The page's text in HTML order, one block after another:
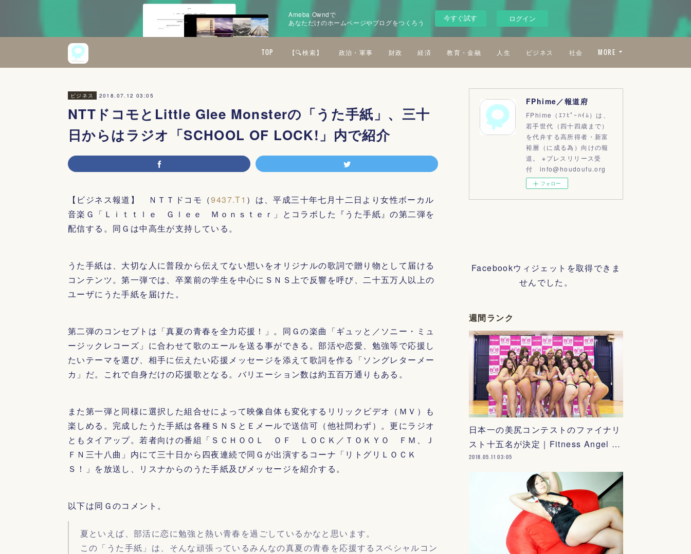
Ameba Owndで
あなただけのホームページやブログをつくろう
今すぐ試す ログイン
TOP 【🔍検索】 政治・軍事 財政 経済 教育・金融 人生 ビジネス 社会 MORE
ビジネス 2018.07.12 03:05
NTTドコモとLittle Glee Monsterの「うた手紙」、三十
日からはラジオ「SCHOOL OF LOCK!」内で紹介
【ビジネス報道】 ＮＴＴドコモ（9437.T1 ）は、平成三十年七月十二日より女性ボーカル
音楽Ｇ「Ｌｉｔｔｌｅ Ｇｌｅｅ Ｍｏｎｓｔｅｒ」とコラボした『うた手紙』の第二弾を
配信する。同Ｇは中高生が支持している。
うた手紙は、大切な人に普段から伝えてない想いをオリジナルの歌詞で贈り物として届ける
コンテンツ。第一弾では、卒業前の学生を中心にＳＮＳ上で反響を呼び、二十五万人以上の
ユーザにうた手紙を届けた。
第二弾のコンセプトは「真夏の青春を全力応援！」。同Ｇの楽曲「ギュッと／ソニー・ミュ
ージックレコーズ」に合わせて歌のエールを送る事ができる。部活や恋愛、勉強等で応援し
たいテーマを選び、相手に伝えたい応援メッセージを添えて歌詞を作る「ソングレターメー
カ」だ。これで自身だけの応援歌となる。バリエーション数は約五百万通りもある。
また第一弾と同様に選択した組合せによって映像自体も変化するリリックビデオ（ＭＶ）も
楽しめる。完成したうた手紙は各種ＳＮＳとＥメールで送信可（他社問わず）。更にラジオ
ともタイアップ。若者向けの番組「ＳＣＨＯＯＬ ＯＦ ＬＯＣＫ／ＴＯＫＹＯ ＦＭ、Ｊ
ＦＮ三十八曲」内にて三十日から四夜連続で同Ｇが出演するコーナ「リトグリＬＯＣＫ
Ｓ！」を放送し、リスナからのうた手紙及びメッセージを紹介する。
以下は同Ｇのコメント。
夏といえば、部活に恋に勉強と熱い青春を過ごしているかなと思います。
この「うた手紙」は、そんな頑張っているみんなの真夏の青春を応援するスペシャルコン
FPhime／報道府
FPhime（ｴﾌﾋﾟｰﾊｲﾑ）は、
若手世代（四十四歳まで）
を代弁する高所得者・新富
裕層（に成る為）向けの報
道。 ※プレスリリース受
付 info@houdoufu.org
フォロー
Facebookウィジェットを取得できま
せんでした。
週間ランク
日本一の美尻コンテストのファイナリ
スト十五名が決定｜Fitness Angel …
2018.05.11 03:05